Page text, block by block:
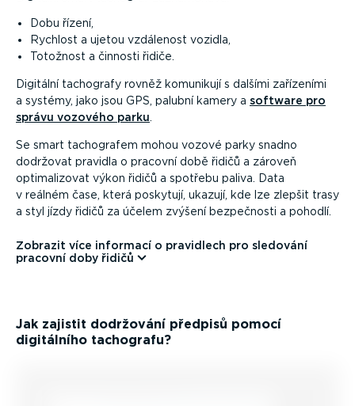
Dobu řízení,
Rychlost a ujetou vzdálenost vozidla,
Totožnost a činnosti řidiče.
Digitální tachografy rovněž komunikují s dalšími zařízeními
a systémy, jako jsou GPS, palubní kamery a software pro
správu vozového parku
Se smart tachografem mohou vozové parky snadno
dodržovat pravidla o pracovní době řidičů a zároveň
optima­li­zovat výkon řidičů a spotřebu paliva. Data
v reálném čase, která poskytují, ukazují, kde lze zlepšit trasy
a styl jízdy řidičů za účelem zvýšení bezpečnosti a pohodlí.
Zobrazit více informací o pravidlech pro sledování
pracovní doby řidičů
Jak zajistit dodržování předpisů pomocí
digitálního tachografu?